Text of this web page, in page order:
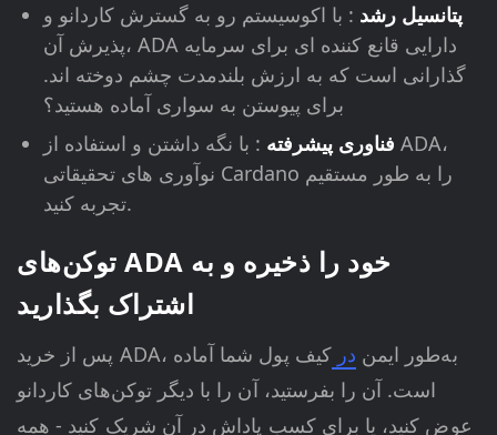
پتانسیل رشد : با اکوسیستم رو به گسترش کاردانو و
پذیرش آن، ADA دارایی قانع کننده ای برای سرمایه
گذارانی است که به ارزش بلندمدت چشم دوخته اند.
برای پیوستن به سواری آماده هستید؟
فناوری پیشرفته : با نگه داشتن و استفاده از ADA،
نوآوری های تحقیقاتی Cardano را به طور مستقیم
تجربه کنید.
توکن‌های ADA خود را ذخیره و به
اشتراک بگذارید
پس از خرید ADA، به‌طور ایمن درکیف پول شما آماده
است. آن را بفرستید، آن را با دیگر توکن‌های کاردانو
عوض کنید، یا برای کسب پاداش در آن شریک کنید - همه